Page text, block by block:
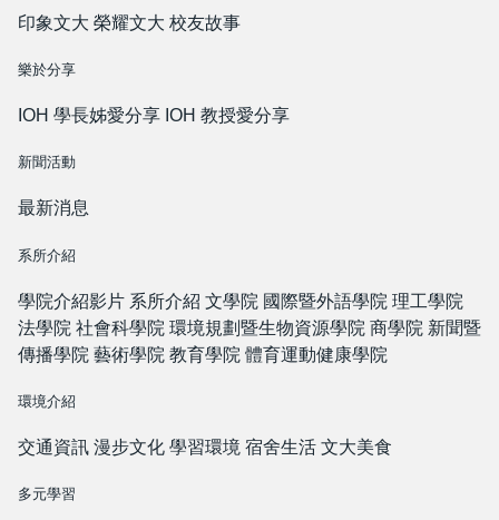
印象文大 榮耀文大 校友故事
樂於分享
IOH 學長姊愛分享 IOH 教授愛分享
新聞活動
最新消息
系所介紹
學院介紹影片 系所介紹 文學院 國際暨外語學院 理工學院
法學院 社會科學院 環境規劃暨生物資源學院 商學院 新聞暨
傳播學院 藝術學院 教育學院 體育運動健康學院
環境介紹
交通資訊 漫步文化 學習環境 宿舍生活 文大美食
多元學習